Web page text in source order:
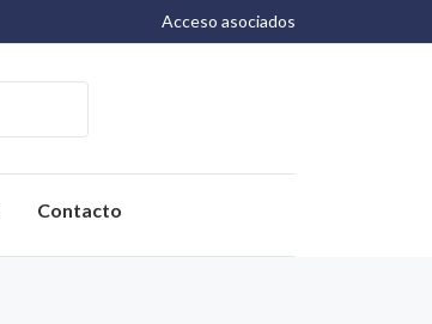
Acceso asociados
Contacto